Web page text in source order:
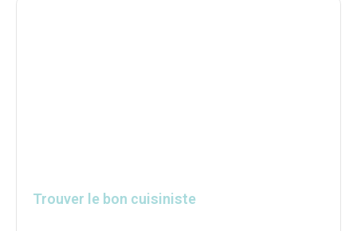
Trouver le bon cuisiniste